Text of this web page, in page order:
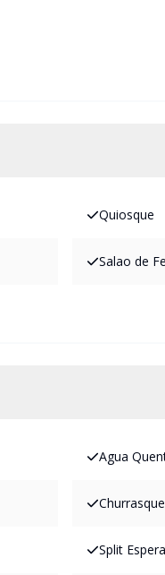
Quiosque
Salao de
Agua
Split Espera